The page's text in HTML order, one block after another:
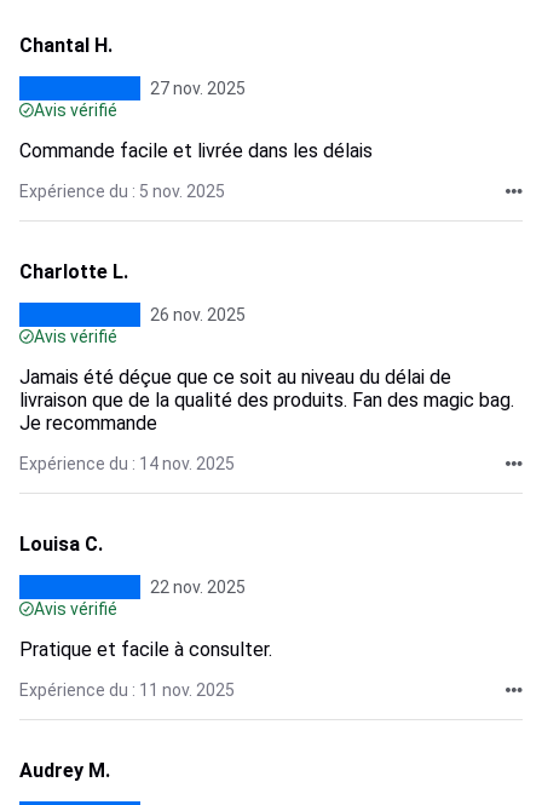
Chantal H.
27 nov. 2025
Avis vérifié
Commande facile et livrée dans les délais
Expérience du : 5 nov. 2025
Charlotte L.
26 nov. 2025
Avis vérifié
Jamais été déçue que ce soit au niveau du délai de
livraison que de la qualité des produits. Fan des magic bag.
Je recommande
Expérience du : 14 nov. 2025
Louisa C.
22 nov. 2025
Avis vérifié
Pratique et facile à consulter.
Expérience du : 11 nov. 2025
Audrey M.